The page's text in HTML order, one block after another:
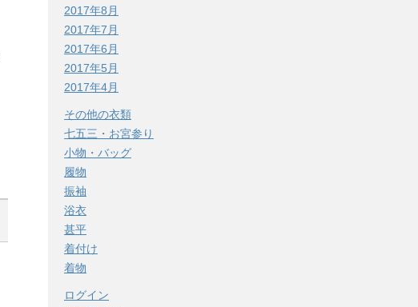
2017年8月
2017年7月
2017年6月
2017年5月
2017年4月
その他の衣類
七五三・お宮参り
小物・バッグ
履物
振袖
浴衣
甚平
着付け
着物
ログイン